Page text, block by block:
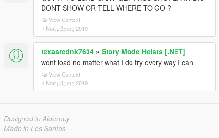
DONT SHOW OR TELL WHERE TO GO ?
View Context
7 Νοέμβριος 2019
texasrednk7634 » Story Mode Heists [.NET]
wont load no matter what I do try every way I can
View Context
4 Νοέμβριος 2019
Designed in Alderney
Made in Los Santos